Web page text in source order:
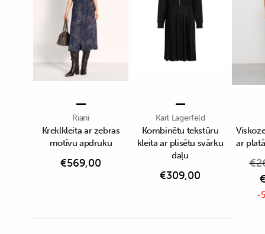
Riani
Kreklkleita ar zebras
motīvu apdruku
€569,00
Karl Lagerfeld
Kombinētu tekstūru
kleita ar plisētu svārku
daļu
€309,00
ar
€
-